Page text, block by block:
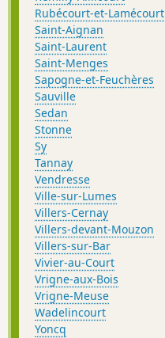
Rubécourt-et-Lamécourt
Saint-Aignan
Saint-Laurent
Saint-Menges
Sapogne-et-Feuchères
Sauville
Sedan
Stonne
Sy
Tannay
Vendresse
Ville-sur-Lumes
Villers-Cernay
Villers-devant-Mouzon
Villers-sur-Bar
Vivier-au-Court
Vrigne-aux-Bois
Vrigne-Meuse
Wadelincourt
Yoncq